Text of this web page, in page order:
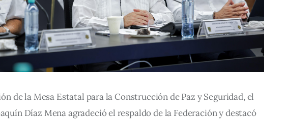
de la Mesa Estatal para la Construcción de Paz y Seguridad, el
Díaz Mena agradeció el respaldo de la Federación y destacó